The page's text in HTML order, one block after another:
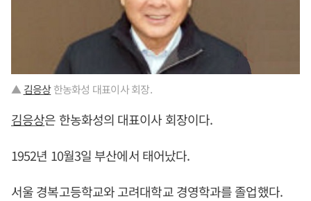
▲ 김응상한농화성 대표이사 회장.
김응상은 한농화성의 대표이사 회장이다.
1952년 10월3일 부산에서 태어났다.
서울 경복고등학교와 고려대학교 경영학과를 졸업했다.